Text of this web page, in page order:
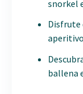
snorkel
Disfrute
ballena